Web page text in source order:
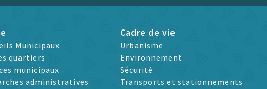
Municipaux
quartiers
municipaux
administratives
Cadre de vie
Urbanisme
Environnement
Sécurité
Transports et stationnements